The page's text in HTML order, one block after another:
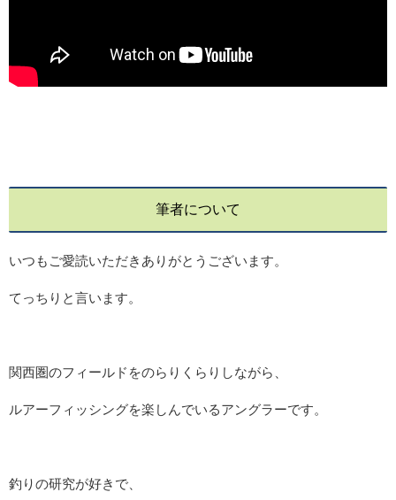
筆者について
いつもご愛読いただきありがとうございます。
てっちりと言います。
関西圏のフィールドをのらりくらりしながら、
ルアーフィッシングを楽しんでいるアングラーです。
釣りの研究が好きで、